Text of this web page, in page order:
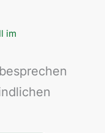
im